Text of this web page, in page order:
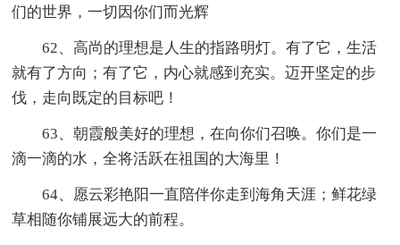
们的世界，一切因你们而光辉
62、高尚的理想是人生的指路明灯。有了它，生活
就有了方向；有了它，内心就感到充实。迈开坚定的步
伐，走向既定的目标吧！
63、朝霞般美好的理想，在向你们召唤。你们是一
滴一滴的水，全将活跃在祖国的大海里！
64、愿云彩艳阳一直陪伴你走到海角天涯；鲜花绿
草相随你铺展远大的前程。